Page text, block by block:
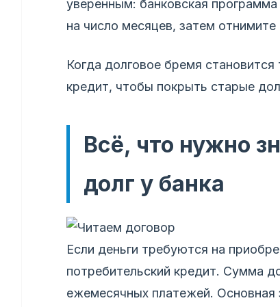
уверенным: банковская
на число месяцев, затем отнимите
Когда долговое бремя
кредит, чтобы покрыть старые
Всё, что нужно
долг у банка
Если деньги требуются на
потребительский кредит. Сумма
ежемесячных платежей.